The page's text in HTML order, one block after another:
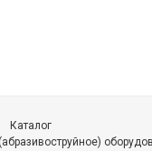
Каталог